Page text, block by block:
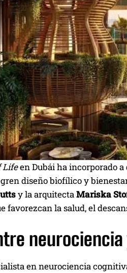
Lifeen Dubái ha incorporado
diseño biofílico y
y la arquitectaMariska
favorezcan la salud, el
en neurociencia